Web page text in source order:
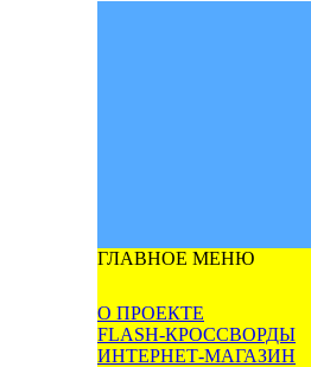
ГЛАВНОЕ МЕНЮ
О ПРОЕКТЕ
FLASH-КРОССВОРДЫ
ИНТЕРНЕТ-МАГАЗИН